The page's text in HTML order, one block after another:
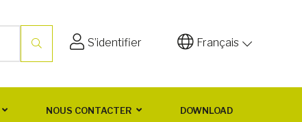
S’identifier Français
NOUS CONTACTER DOWNLOAD